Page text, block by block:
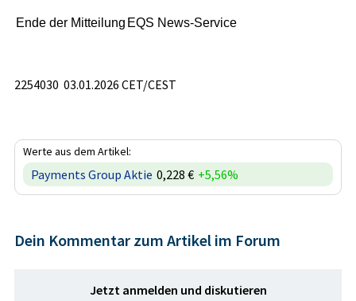
Ende der Mitteilung EQS News-Service
2254030 03.01.2026 CET/CEST
Werte aus dem Artikel:
Payments Group Aktie 0,228 € +5,56%
Dein Kommentar zum Artikel im Forum
Jetzt anmelden und diskutieren